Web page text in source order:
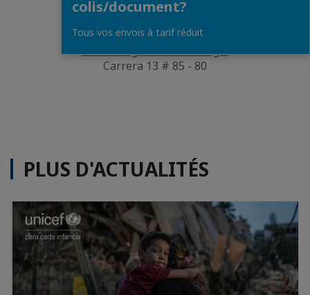
eventos.sofitelbogota(@)sofitel.com
Sofitel Bogota Victoria Regia
Carrera 13 # 85 - 80
PLUS D'ACTUALITÉS
colis/document?
Tous vos envois à tarif réduit